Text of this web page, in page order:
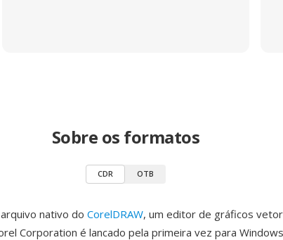
Sobre os formatos
CDR OTB
nativo do CorelDRAW, um editor de gráficos
Corporation é lancado pela primeira vez para